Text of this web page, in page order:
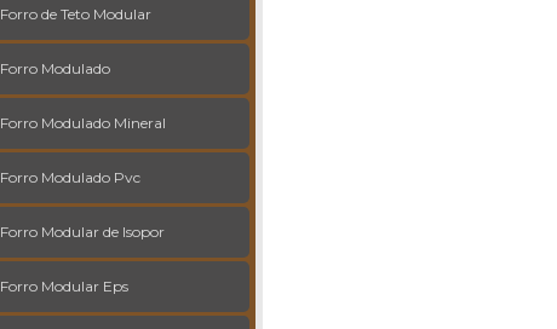
Forro de Teto Modular
Forro Modulado
Forro Modulado Mineral
Forro Modulado Pvc
Forro Modular de Isopor
Forro Modular Eps